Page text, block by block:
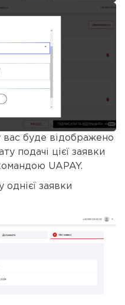
вас буде відображено
подачі цієї заявки
UAPAY.
однієї заявки